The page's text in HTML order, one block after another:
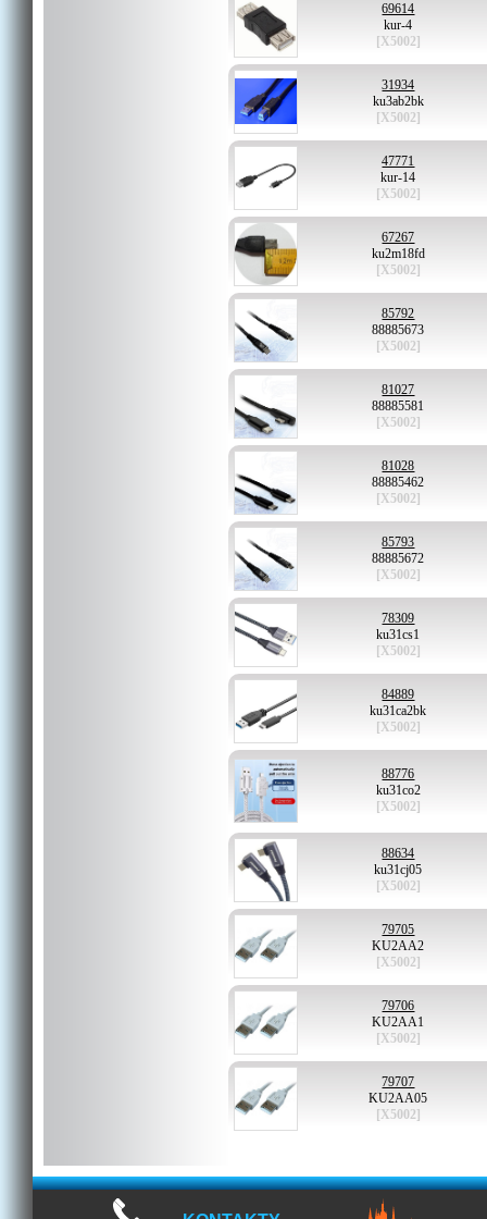
69614
kur-4
[X5002]
31934
ku3ab2bk
[X5002]
47771
kur-14
[X5002]
67267
ku2m18fd
[X5002]
85792
88885673
[X5002]
81027
88885581
[X5002]
81028
88885462
[X5002]
85793
88885672
[X5002]
78309
ku31cs1
[X5002]
84889
ku31ca2bk
[X5002]
88776
ku31co2
[X5002]
88634
ku31cj05
[X5002]
79705
KU2AA2
[X5002]
79706
KU2AA1
[X5002]
79707
KU2AA05
[X5002]